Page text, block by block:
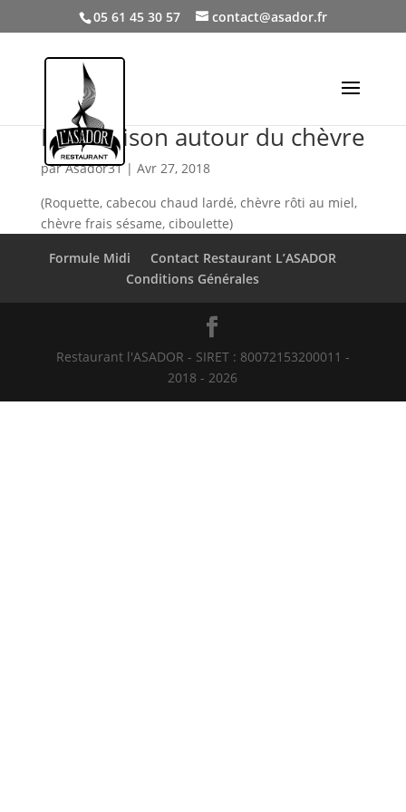
05 61 45 30 57 contact@asador.fr
Déclinaison autour du chèvre
parAsador31| Avr 27, 2018
(Roquette, cabecou chaud lardé, chèvre rôti au miel,
chèvre frais sésame, ciboulette)
Formule Midi
Contact Restaurant L’ASADOR
Conditions Générales
Restaurant l'ASADOR - SIRET : 80072153200011 -
2018 - 2026